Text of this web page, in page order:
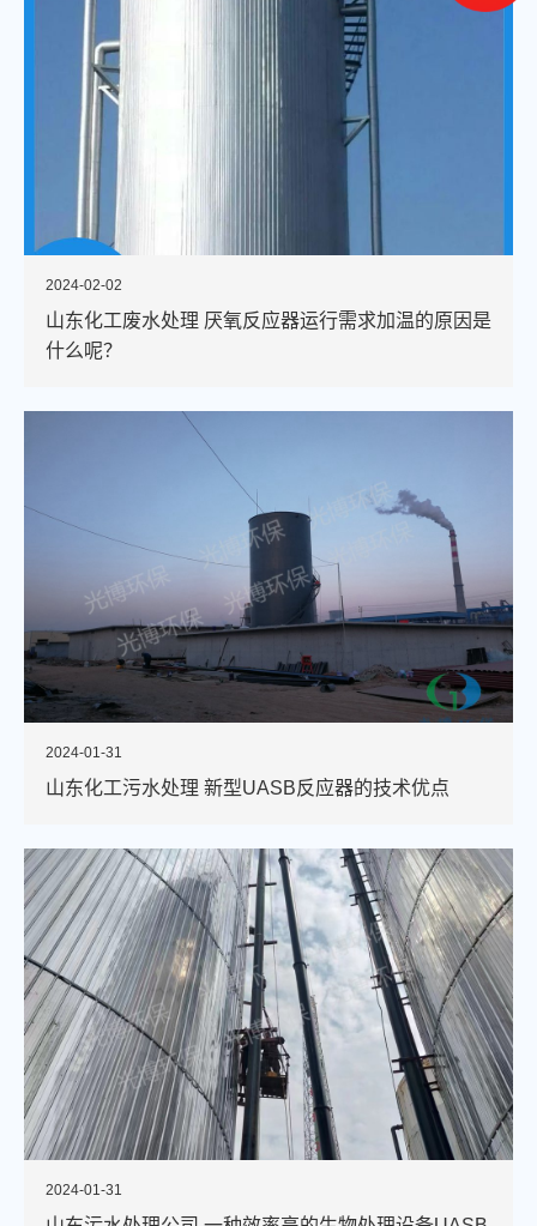
2024-02-02
山东化工废水处理 厌氧反应器运行需求加温的原因是
什么呢？
2024-01-31
山东化工污水处理 新型UASB反应器的技术优点
2024-01-31